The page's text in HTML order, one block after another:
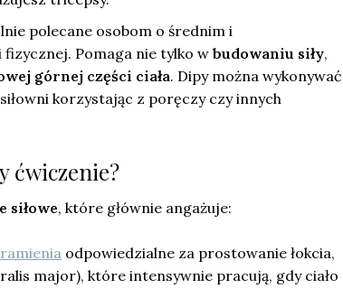
polecane osobom o średnim i
Pomaga nie tylko w budowaniu siły,
górnej części ciała. Dipy można wykonywać
korzystając z poręczy czy innych
ćwiczenie?
siłowe, które głównie angażuje:
odpowiedzialne za prostowanie łokcia,
major), które intensywnie pracują, gdy ciało